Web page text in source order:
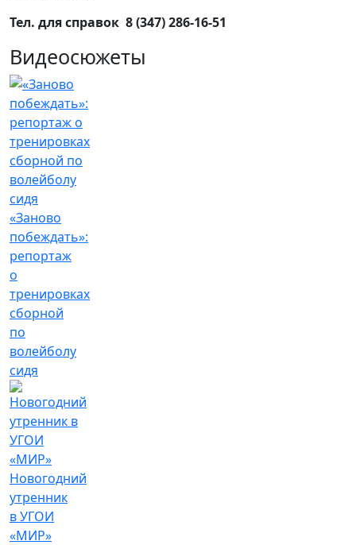
Тел. для справок 8 (347) 286-16-51
Видеосюжеты
«Заново
побеждать»:
репортаж
о
тренировках
сборной
по
волейболу
сидя
Новогодний
утренник
в УГОИ
«МИР»